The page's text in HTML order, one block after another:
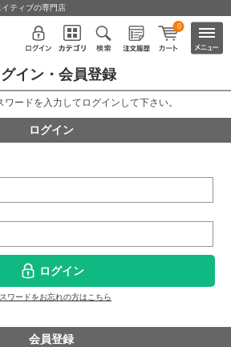
ティブの専門店
0
グイン・会員登録
ードを入力してログインして下さい。
ログイン
ログイン
ワードをお忘れの方はこちら
会員登録